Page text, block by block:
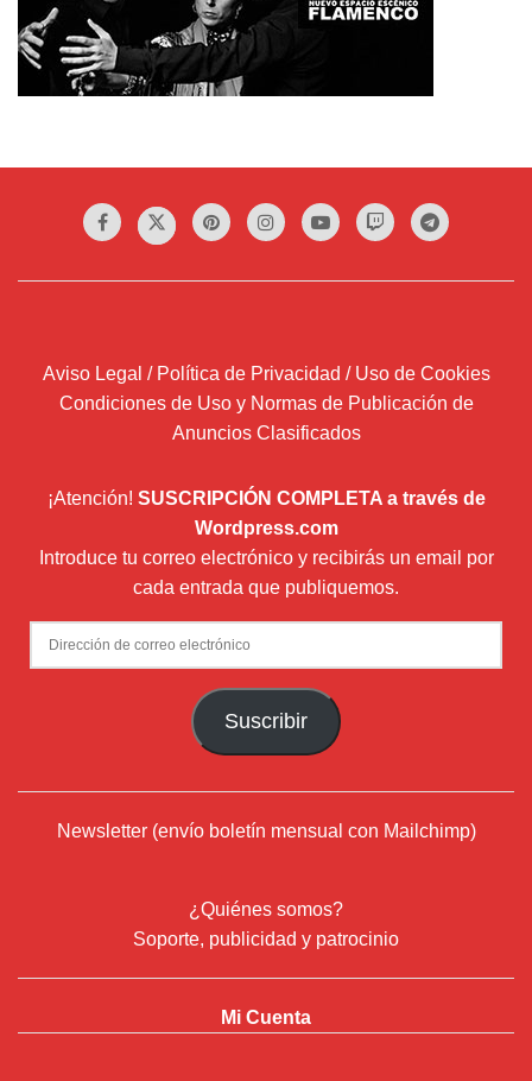
Aviso Legal / Política de Privacidad / Uso de Cookies
Condiciones de Uso y Normas de Publicación de
Anuncios Clasificados
¡Atención! SUSCRIPCIÓN COMPLETA a través de
Wordpress.com
Introduce tu correo electrónico y recibirás un email por
cada entrada que publiquemos.
Dirección
de
Suscribir
Newsletter (envío boletín mensual con Mailchimp)
¿Quiénes somos?
Soporte, publicidad y patrocinio
Mi Cuenta